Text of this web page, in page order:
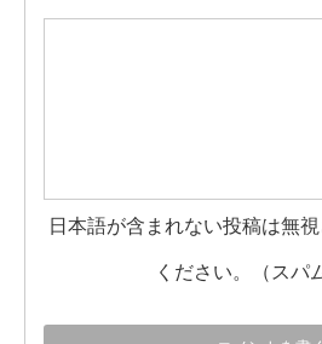
日本語が含まれない投稿は無
ください。（スパ